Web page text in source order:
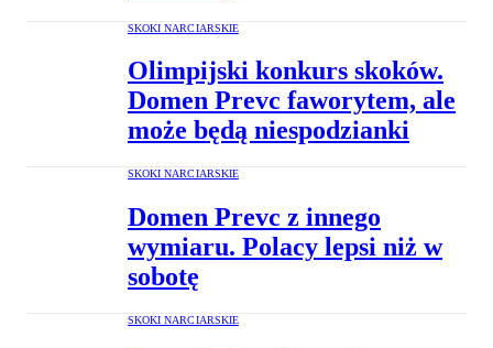
SKOKI NARCIARSKIE
Olimpijski konkurs skoków.
Domen Prevc faworytem, ale
może będą niespodzianki
SKOKI NARCIARSKIE
Domen Prevc z innego
wymiaru. Polacy lepsi niż w
sobotę
SKOKI NARCIARSKIE